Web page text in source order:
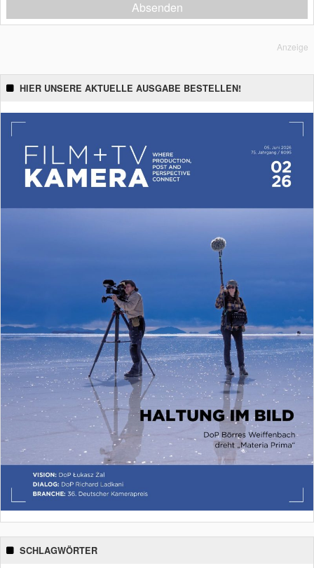
Absenden
Anzeige
HIER UNSERE AKTUELLE AUSGABE BESTELLEN!
SCHLAGWÖRTER